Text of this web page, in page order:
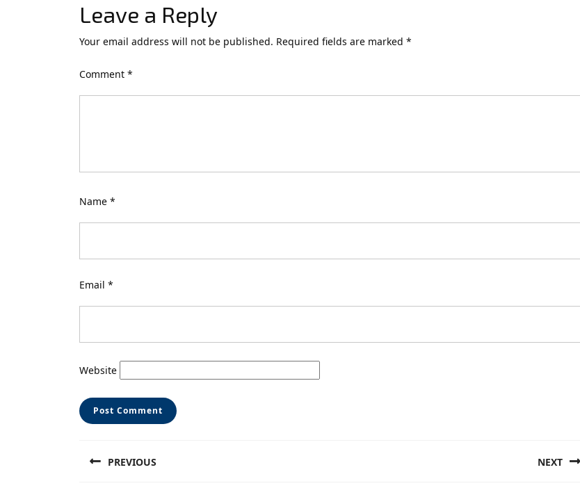
Leave a Reply
Your email address will not be published. Required fields are marked *
Comment *
Name *
Email *
Website
navigation
PREVIOUS NEXT